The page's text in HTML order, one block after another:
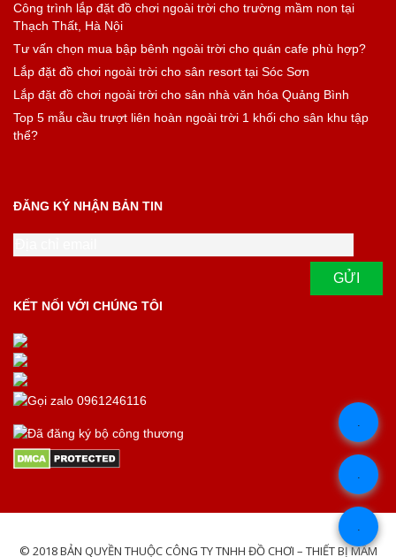
Công trình lắp đặt đồ chơi ngoài trời cho trường mầm non tại
Thạch Thất, Hà Nội
Tư vấn chọn mua bập bênh ngoài trời cho quán cafe phù hợp?
Lắp đặt đồ chơi ngoài trời cho sân resort tại Sóc Sơn
Lắp đặt đồ chơi ngoài trời cho sân nhà văn hóa Quảng Bình
Top 5 mẫu cầu trượt liên hoàn ngoài trời 1 khối cho sân khu tập
thể?
ĐĂNG KÝ NHẬN BẢN TIN
KẾT NỐI VỚI CHÚNG TÔI
© 2018 BẢN QUYỀN THUỘC CÔNG TY TNHH ĐỒ CHƠI – THIẾT BỊ MẦM
.
.
.